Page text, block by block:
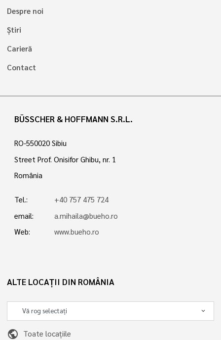
Despre noi
Știri
Carieră
Contact
BÜSSCHER & HOFFMANN S.R.L.
RO-550020 Sibiu
Street Prof. Onisifor Ghibu, nr. 1
România
Tel.:
+40 757 475 724
email:
a.mihaila@bueho.ro
Web:
www.bueho.ro
ALTE LOCAȚII DIN ROMÂNIA
public Toate locațiile